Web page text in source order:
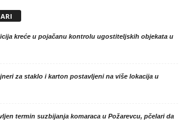
kreće u pojačanu kontrolu ugostiteljskih objekata u
za staklo i karton postavljeni na više lokacija u
termin suzbijanja komaraca u Požarevcu, pčelari da